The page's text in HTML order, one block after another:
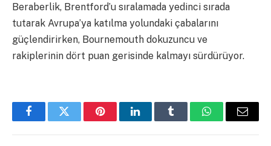
Beraberlik, Brentford’u sıralamada yedinci sırada
tutarak Avrupa’ya katılma yolundaki çabalarını
güçlendirirken, Bournemouth dokuzuncu ve
rakiplerinin dört puan gerisinde kalmayı sürdürüyor.
FacebookTwitter PinterestLinkedInTumblr WhatsAppEmail